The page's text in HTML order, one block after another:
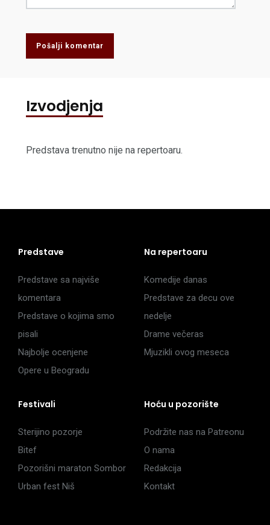
Pošalji komentar
Izvodjenja
Predstava trenutno nije na repertoaru.
Predstave
Predstave sa najviše
komentara
Predstave o kojima smo
pisali
Najbolje ocenjene
Opere u Beogradu
Na repertoaru
Komedije danas
Predstave za decu ove
nedelje
Drame večeras
Mjuzikli ovog meseca
Festivali
Sterijino pozorje
Bitef
Pozorišni maraton Sombor
Urban fest Niš
Hoću u pozorište
Podržite nas na Patreonu
O nama
Redakcija
Kontakt